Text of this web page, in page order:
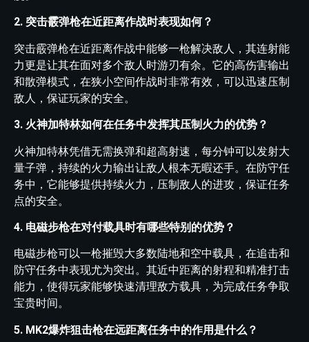
2. 突击霰弹枪在近距离作战时表现如何？
突击霰弹枪在近距离作战中能够一枪解决敌人，其连射能
力更是让其在面对多个敌人时游刃有余。它的高伤害输出
和散弹模式，在狭小空间作战时非常有效，可以迅速压制
敌人，保证玩家的安全。
3. 火神加特林如何在任务中发挥其压制火力的优势？
火神加特林凭借无需换弹和超高射速，每分钟可以发射大
量子弹，持续的火力输出让敌人根本无暇还手。在防守任
务中，它能够提供持续火力，压制敌人的进攻，保证任务
点的安全。
4. 电磁步枪在对付载具时有哪些特别的优势？
电磁步枪可以一枪摧毁大多数陆地和空中载具，在追击和
防守任务中表现尤为突出。其近中距离的射程和精准打击
能力，使得玩家能够快速清理敌方载具，为完成任务争取
宝贵时间。
5. MK2爆炸狙击枪在远距离任务中的作用是什么？